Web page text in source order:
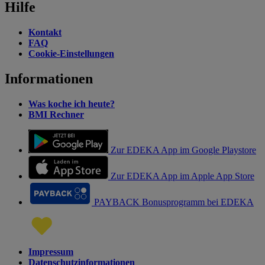
Hilfe
Kontakt
FAQ
Cookie-Einstellungen
Informationen
Was koche ich heute?
BMI Rechner
Zur EDEKA App im Google Playstore
Zur EDEKA App im Apple App Store
PAYBACK Bonusprogramm bei EDEKA
Impressum
Datenschutzinformationen